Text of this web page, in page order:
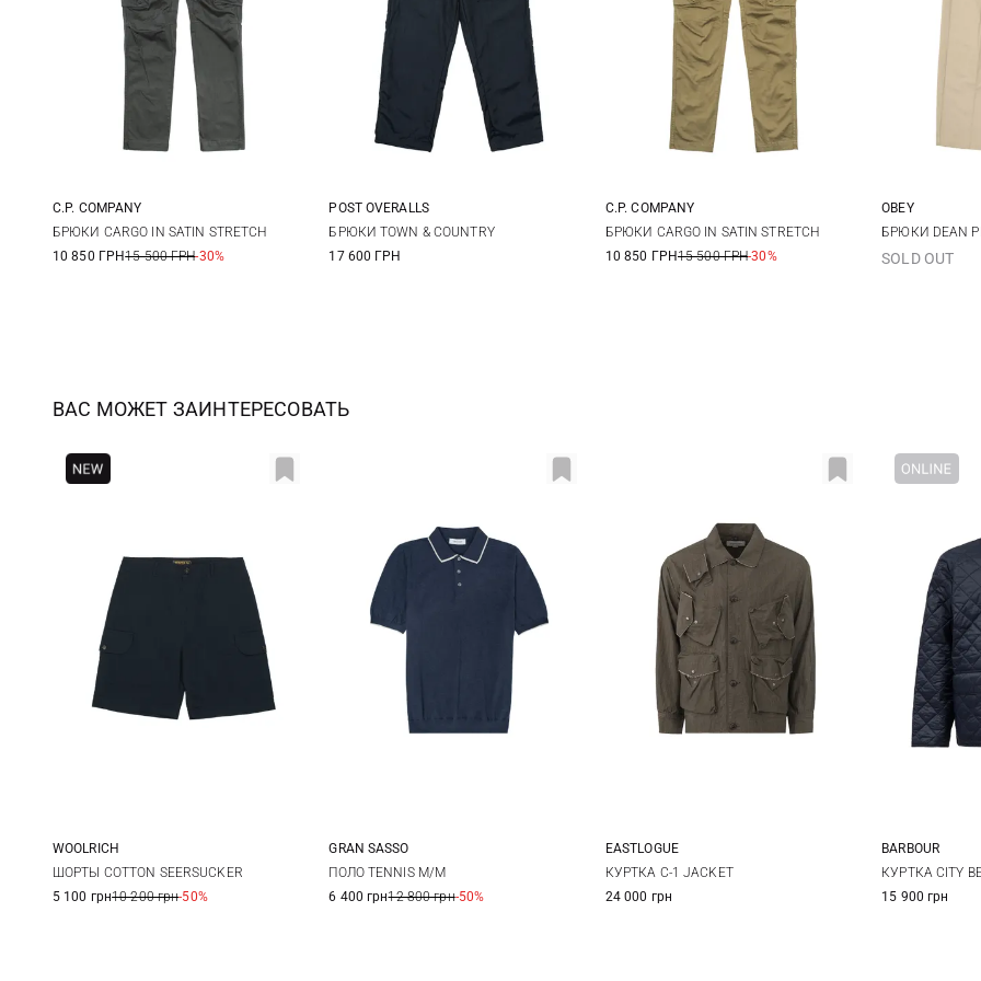
44 46 48
C.P. COMPANY
БРЮКИ CARGO IN SATIN STRETCH
10 850 ГРН15 500 ГРН-30%
M L XL
POST OVERALLS
БРЮКИ TOWN & COUNTRY
17 600 ГРН
46 48 50
C.P. COMPANY
БРЮКИ CARGO IN SATIN STRETCH
10 850 ГРН15 500 ГРН-30%
30
OBEY
БРЮКИ DEAN
SOLD OUT
ВАС МОЖЕТ ЗАИНТЕРЕСОВАТЬ
34
WOOLRICH
ШОРТЫ COTTON SEERSUCKER
5 100 грн10 200 грн-50%
48 50
GRAN SASSO
ПОЛО TENNIS M/M
6 400 грн12 800 грн-50%
M L
EASTLOGUE
КУРТКА C-1 JACKET
24 000 грн
S
BARBOUR
КУРТКА CITY
15 900 грн